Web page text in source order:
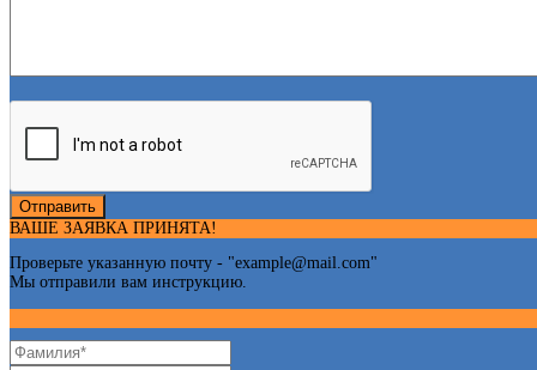
Отправить
ВАШЕ ЗАЯВКА ПРИНЯТА!
Проверьте указанную почту - "example@mail.com"
Мы отправили вам инструкцию.